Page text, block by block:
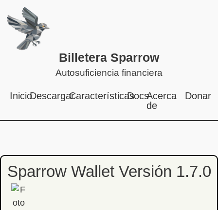
Billetera Sparrow
Autosuficiencia financiera
InicioDescargarCaracterísticasDocsAcerca
de
Donar
Sparrow Wallet Versión 1.7.0